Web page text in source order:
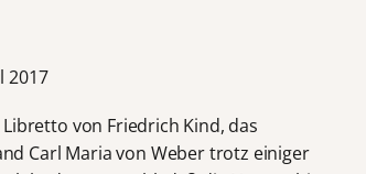
2017
von Friedrich Kind, das
Carl Maria von Weber trotz einiger